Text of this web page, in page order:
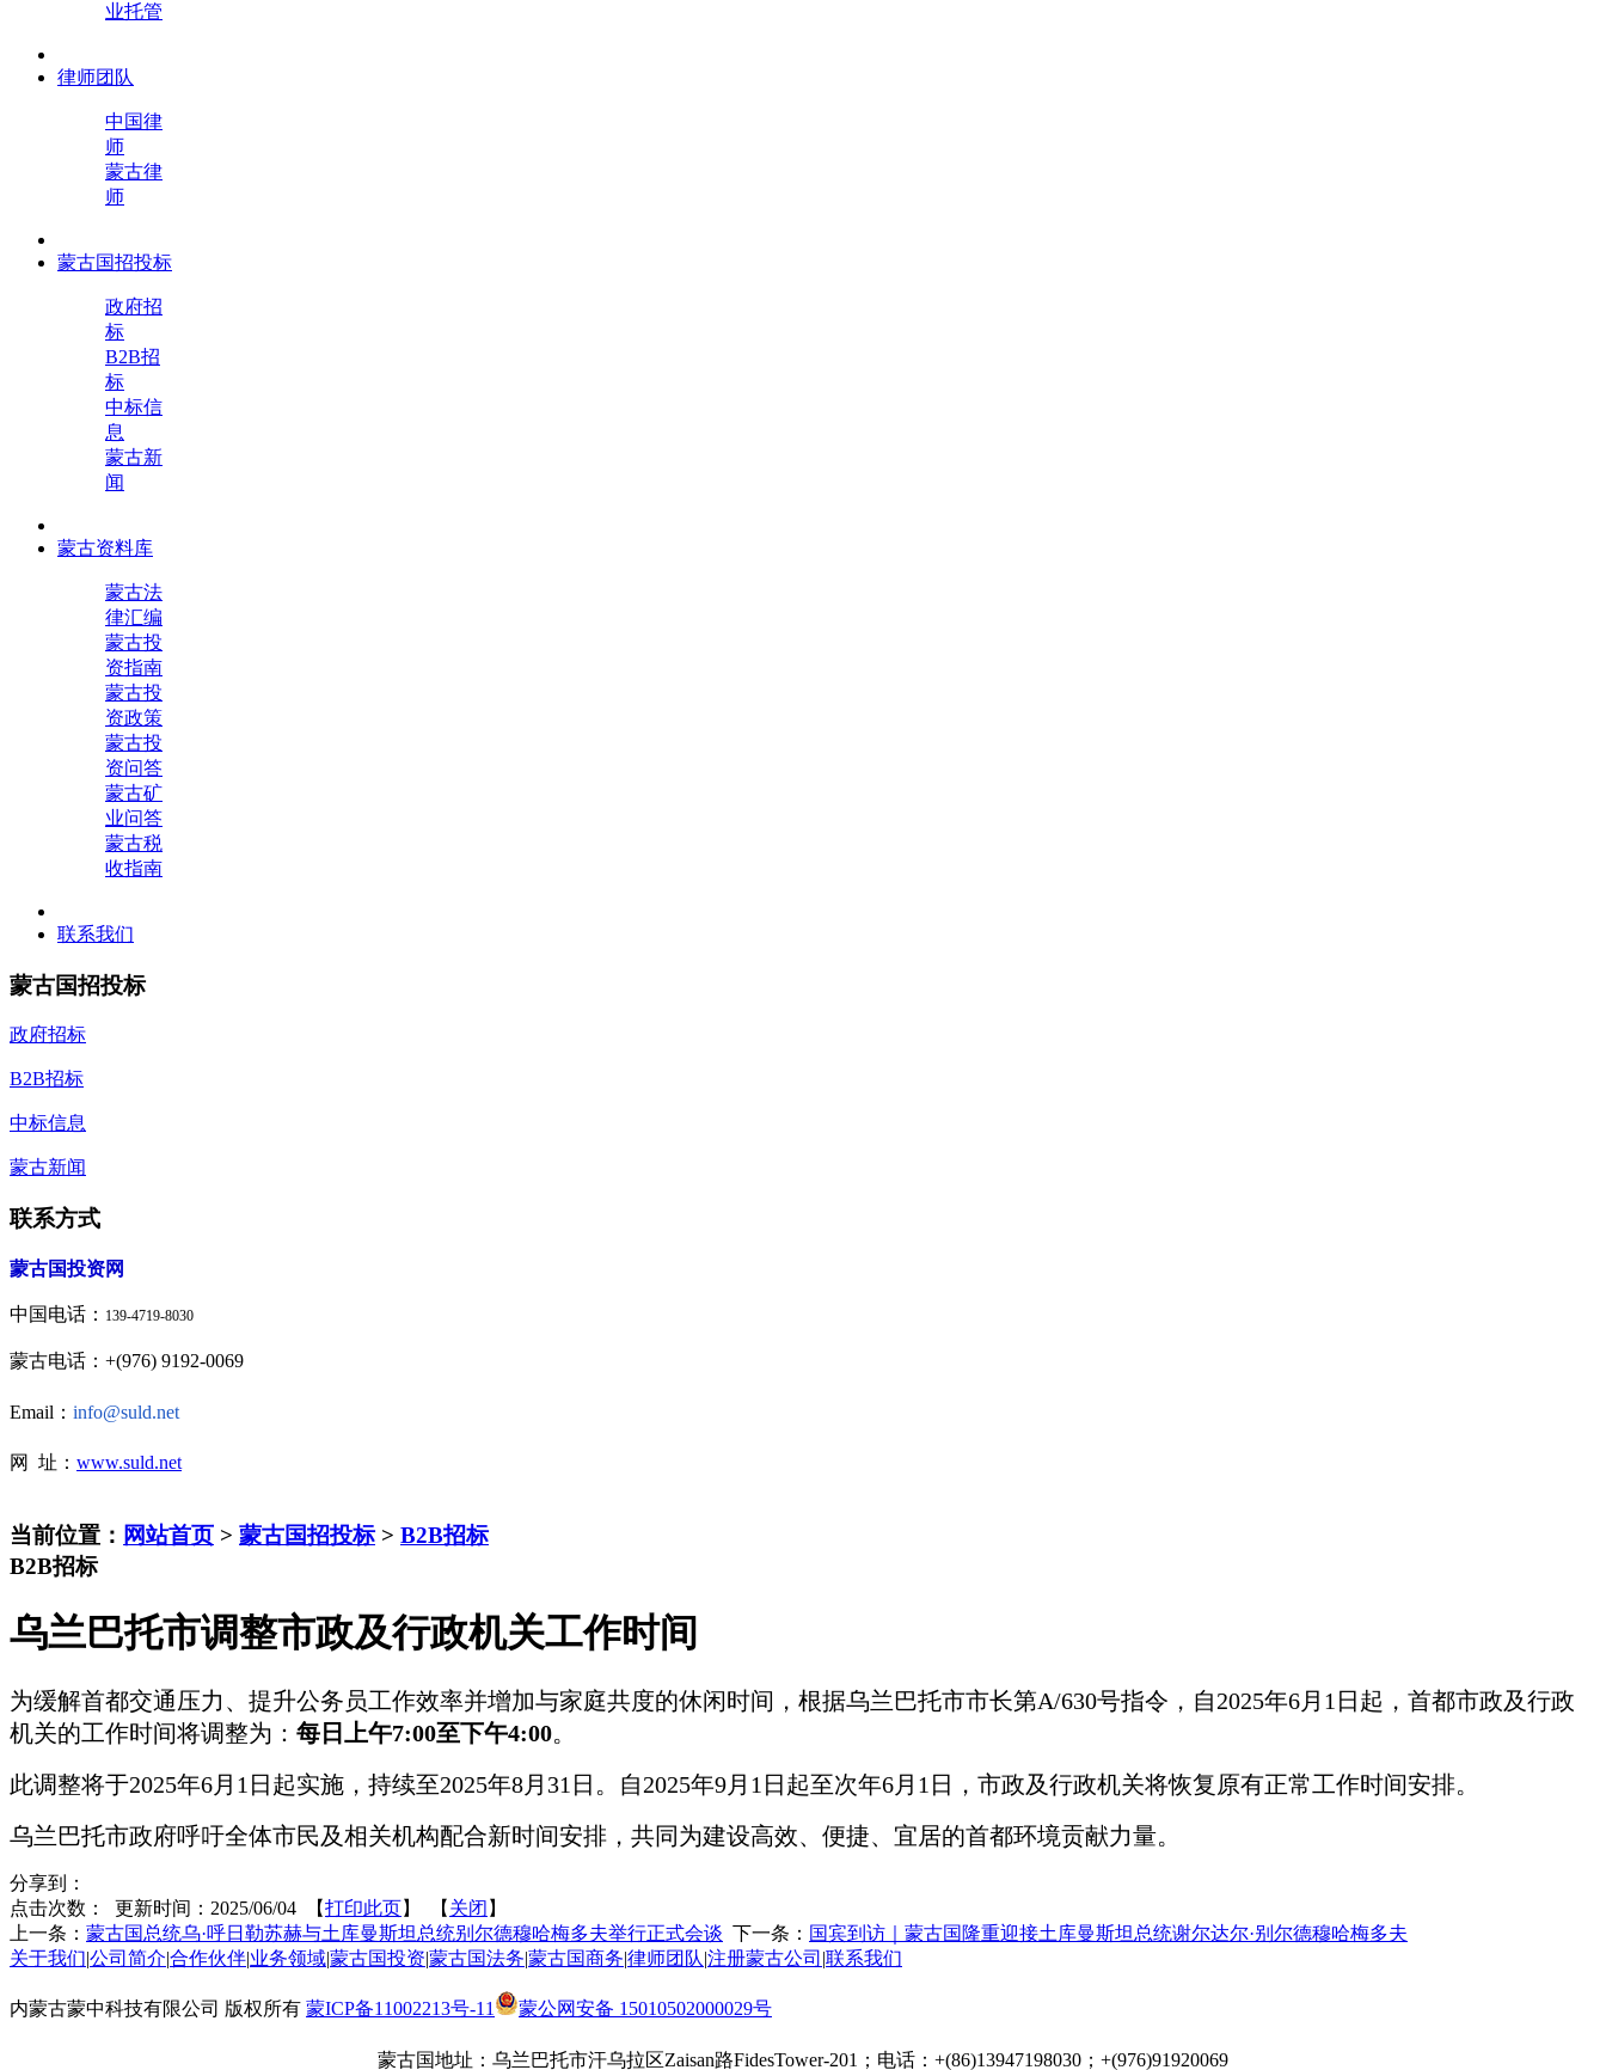
业托管
律师团队
中国律
师
蒙古律
师
蒙古国招投标
政府招
标
B2B招
标
中标信
息
蒙古新
闻
蒙古资料库
蒙古法
律汇编
蒙古投
资指南
蒙古投
资政策
蒙古投
资问答
蒙古矿
业问答
蒙古税
收指南
联系我们
蒙古国招投标
政府招标
B2B招标
中标信息
蒙古新闻
联系方式
蒙古国投资网
中国电话： 139-4719-8030
蒙古电话：+(976) 9192-0069
Email： info@suld.net
网 址： www.suld.net
当前位置： 网站首页 > 蒙古国招投标> B2B招标
B2B招标
乌兰巴托市调整市政及行政机关工作时间
为缓解首都交通压力、提升公务员工作效率并增加与家庭共度的休闲时间，根据乌兰巴托市市长第A/630号指令，自2025年6月1日起，首都市政及行政
机关的工作时间将调整为： 每日上午7:00至下午4:00。
此调整将于2025年6月1日起实施，持续至2025年8月31日。自2025年9月1日起至次年6月1日，市政及行政机关将恢复原有正常工作时间安排。
乌兰巴托市政府呼吁全体市民及相关机构配合新时间安排，共同为建设高效、便捷、宜居的首都环境贡献力量。
分享到：
点击次数：
更新时间：2025/06/04 【打印此页 】 【 关闭 】
上一条： 蒙古国总统乌·呼日勒苏赫与土库曼斯坦总统别尔德穆哈梅多夫举行正式会谈 下一条： 国宾到访｜蒙古国隆重迎接土库曼斯坦总统谢尔达尔·别尔德穆哈梅多夫
关于我们 公司简介 合作伙伴 业务领域 蒙古国投资 蒙古国法务 蒙古国商务 律师团队 注册蒙古公司 联系我们
内蒙古蒙中科技有限公司 版权所有 蒙ICP备11002213号-11 蒙公网安备 15010502000029号
蒙古国地址： 乌兰巴托市汗乌拉区Zaisan路FidesTower-201；电话：+(86)13947198030；+(976)91920069